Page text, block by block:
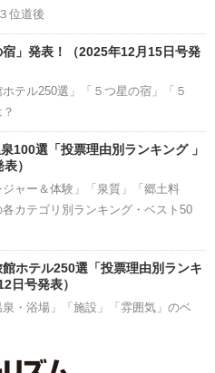
位道後
」発表！（2025年12月15日号発
テル250選」「５つ星の宿」「５
100選「投票理由別ランキング 」
）
ジャー＆体験」「泉質」「郷土料
カテゴリ別ランキング・ベスト50
ホテル250選「投票理由別ランキ
日号発表）
泉・浴場」「施設」「雰囲気」のベ